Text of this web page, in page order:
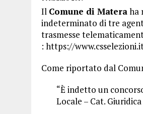
Il Comune di Materaha
indeterminato di tre
trasmesse
: https://
Come riportato dal
“È indetto un
Locale – Cat.